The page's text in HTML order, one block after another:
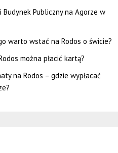
Budynek Publiczny na Agorze w
warto wstać na Rodos o świcie?
można płacić kartą?
na Rodos – gdzie wypłacać